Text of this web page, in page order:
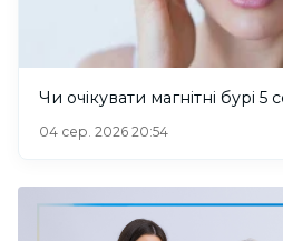
Чи очікувати магнітні бурі
04 сер. 2026 20:54